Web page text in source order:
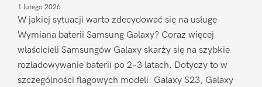
1 lutego 2026
W jakiej sytuacji warto zdecydować się na usługę
Wymiana baterii Samsung Galaxy? Coraz więcej
właścicieli Samsungów Galaxy skarży się na szybkie
rozładowywanie baterii po 2–3 latach. Dotyczy to w
szczególności flagowych modeli: Galaxy S23, Galaxy